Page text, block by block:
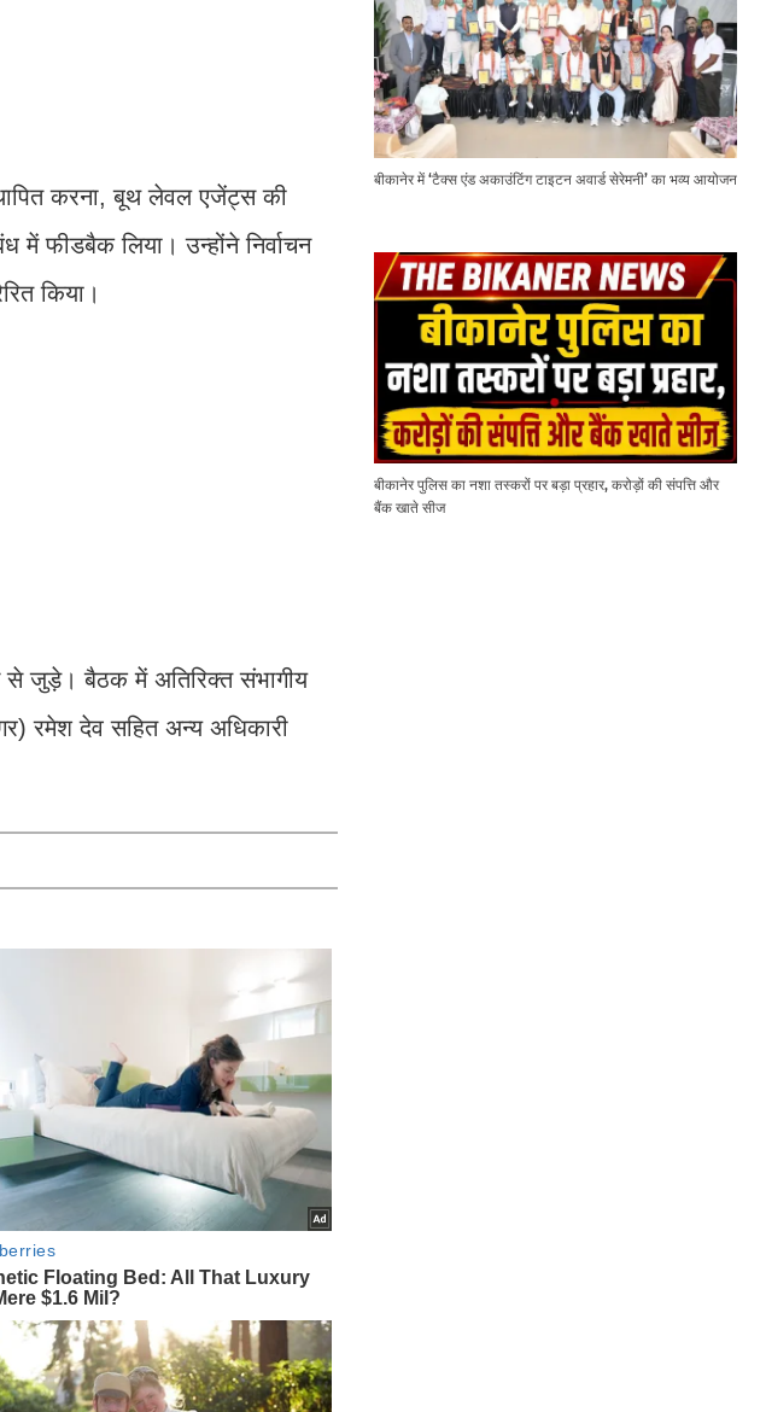
करना, बूथ लेवल एजेंट्स की
फीडबैक लिया। उन्होंने निर्वाचन
किया।
से जुड़े। बैठक में अतिरिक्त संभागीय
रमेश देव सहित अन्य अधिकारी
बीकानेर में ‘टैक्स एंड अकाउंटिंग टाइटन अवार्ड सेरेमनी’ का भव्य आयोजन
बीकानेर पुलिस का नशा तस्करों पर बड़ा प्रहार, करोड़ों की संपत्ति और
बैंक खाते सीज